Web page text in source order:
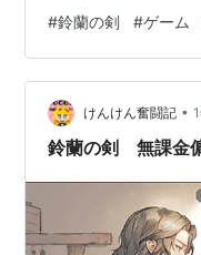
#鈴蘭の剣 #ゲーム
けんけん奮闘記 •
鈴蘭の剣 無課金